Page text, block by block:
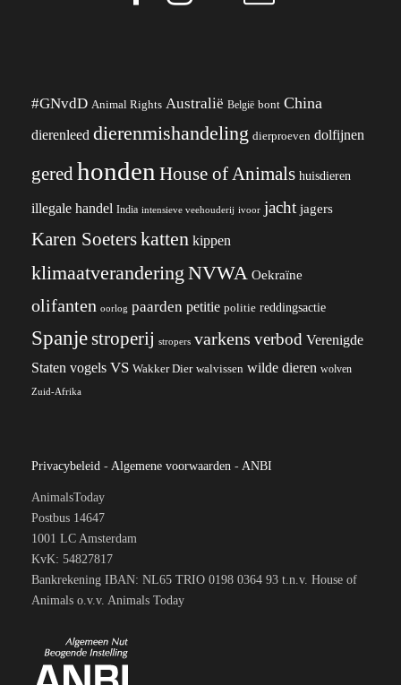
#GNvdD Animal Rights Australië België bont China
dierenleed dierenmishandeling dierproeven dolfijnen
geredhonden House of Animals huisdieren
illegale handel India intensieve veehouderij ivoor jacht jagers
Karen Soeterskatten kippen
klimaatverandering NVWA Oekraïne
olifanten oorlog paarden petitie politie reddingsactie
Spanjestroperij stropers varkens verbod Verenigde
Staten vogels VS Wakker Dier walvissen wilde dieren wolven
Zuid-Afrika
Privacybeleid - Algemene voorwaarden - ANBI
AnimalsToday
Postbus 14647
1001 LC Amsterdam
KvK: 54827817
Bankrekening IBAN: NL65 TRIO 0198 0364 93 t.n.v. House of
Animals o.v.v. Animals Today